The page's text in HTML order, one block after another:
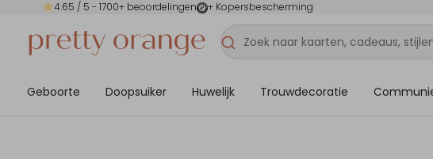
4.65 / 5 - 1700+ beoordelingen + Kopersbescherming
Geboorte Doopsuiker Huwelijk Trouwdecoratie